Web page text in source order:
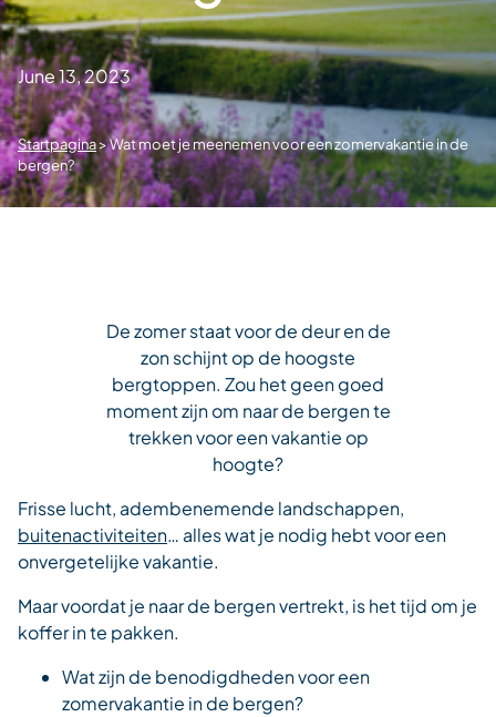
June 13, 2023
Startpagina>Wat moet je meenemen voor een zomervakantie in de
bergen?
De zomer staat voor de deur en de
zon schijnt op de hoogste
bergtoppen. Zou het geen goed
moment zijn om naar de bergen te
trekken voor een vakantie op
hoogte?
Frisse lucht, adembenemende landschappen,
buitenactiviteiten… alles wat je nodig hebt voor een
onvergetelijke vakantie.
Maar voordat je naar de bergen vertrekt, is het tijd om je
koffer in te pakken.
Wat zijn de benodigdheden voor een
zomervakantie in de bergen?